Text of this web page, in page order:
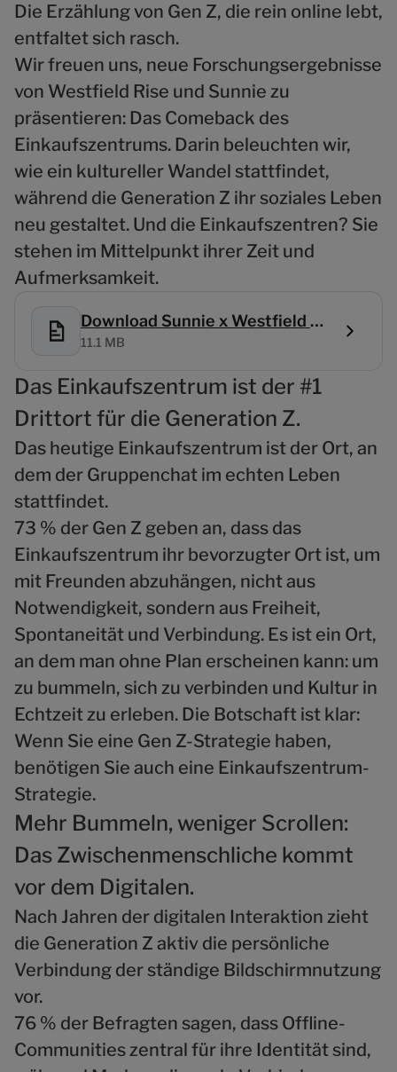
Die Erzählung von Gen Z, die rein online lebt,
entfaltet sich rasch.
Wir freuen uns, neue Forschungsergebnisse
von Westfield Rise und Sunnie zu
präsentieren: Das Comeback des
Einkaufszentrums. Darin beleuchten wir,
wie ein kultureller Wandel stattfindet,
während die Generation Z ihr soziales Leben
neu gestaltet. Und die Einkaufszentren? Sie
stehen im Mittelpunkt ihrer Zeit und
Aufmerksamkeit.
Download Sunnie x Westfield Rise study
11.1 MB
Das Einkaufszentrum ist der #1
Drittort für die Generation Z.
Das heutige Einkaufszentrum ist der Ort, an
dem der Gruppenchat im echten Leben
stattfindet.
73 % der Gen Z geben an, dass das
Einkaufszentrum ihr bevorzugter Ort ist, um
mit Freunden abzuhängen, nicht aus
Notwendigkeit, sondern aus Freiheit,
Spontaneität und Verbindung. Es ist ein Ort,
an dem man ohne Plan erscheinen kann: um
zu bummeln, sich zu verbinden und Kultur in
Echtzeit zu erleben. Die Botschaft ist klar:
Wenn Sie eine Gen Z-Strategie haben,
benötigen Sie auch eine Einkaufszentrum-
Strategie.
Mehr Bummeln, weniger Scrollen:
Das Zwischenmenschliche kommt
vor dem Digitalen.
Nach Jahren der digitalen Interaktion zieht
die Generation Z aktiv die persönliche
Verbindung der ständige Bildschirmnutzung
vor.
76 % der Befragten sagen, dass Offline-
Communities zentral für ihre Identität sind,